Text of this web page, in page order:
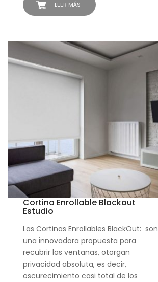
LEER MÁS
Cortina Enrollable Blackout
Estudio
Las Cortinas Enrollables BlackOut: son
una innovadora propuesta para
recubrir las ventanas, otorgan
privacidad absoluta, es decir,
oscurecimiento casi total de los